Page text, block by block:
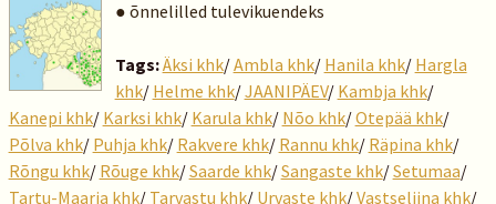
● õnnelilled tulevikuendeks
Tags:Äksi khk/Ambla khk/ Hanila khk/ Hargla
khk/ Helme khk/JAANIPÄEV/ Kambja khk/
Kanepi khk/ Karksi khk/ Karula khk/ Nõo khk/Otepää khk/
Põlva khk/ Puhja khk/ Rakvere khk/ Rannu khk/ Räpina khk/
Rõngu khk/ Rõuge khk/Saarde khk/Sangaste khk/Setumaa/
Tartu-Maarja khk/ Tarvastu khk/ Urvaste khk/Vastseliina khk/